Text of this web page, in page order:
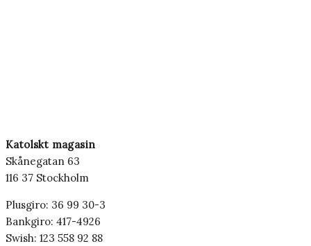
Katolskt magasin
Skånegatan 63
116 37 Stockholm
Plusgiro: 36 99 30-3
Bankgiro: 417-4926
Swish: 123 558 92 88